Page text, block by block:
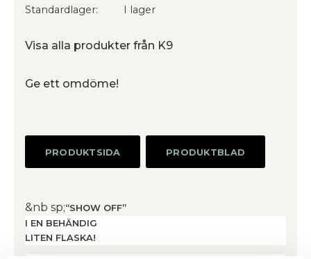
Standardlager I lager
Visa alla produkter från K9
Ge ett omdöme!
PRODUKTSIDA PRODUKTBLAD
&nb sp;“SHOW OFF”
I EN BEHÄNDIG
LITEN FLASKA!